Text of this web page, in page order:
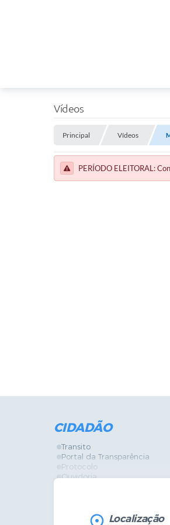
Vídeos
Principal Vídeos
PERÍODO ELEITORAL:
CIDADÃO
Transito
Portal da Transparência
Protocolo
Ouvidoria
Legislação
Localização